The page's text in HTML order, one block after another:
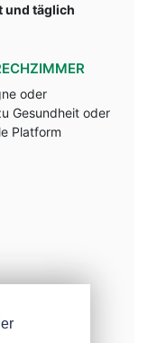
und täglich
oder
Gesundheit oder
Platform